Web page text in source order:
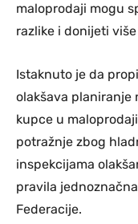
maloprodaji mogu
razlike i donijeti
Istaknuto je da
olakšava planiranje
kupce u
potražnje zbog
inspekcijama
pravila
Federacije.